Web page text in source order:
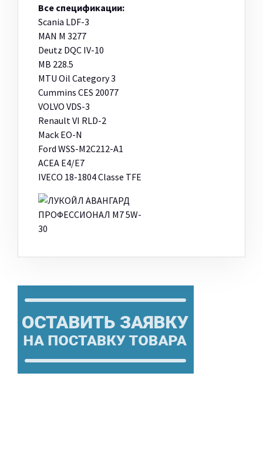
Все спецификации:
Scania LDF-3
MAN M 3277
Deutz DQC IV-10
MB 228.5
MTU Oil Category 3
Cummins CES 20077
VOLVO VDS-3
Renault VI RLD-2
Mack EO-N
Ford WSS-M2C212-A1
ACEA E4/E7
IVECO 18-1804 Classe TFE